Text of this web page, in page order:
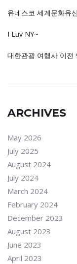
유네스코 세계문화유
I Luv NY~
대한관광 여행사 이전
ARCHIVES
May 2026
July 2025
August 2024
July 2024
March 2024
February 2024
December 2023
August 2023
June 2023
April 2023